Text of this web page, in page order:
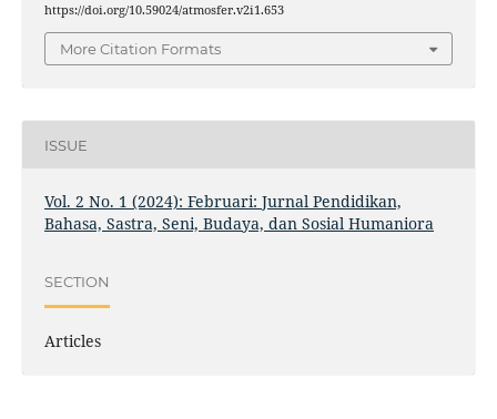
https://doi.org/10.59024/atmosfer.v2i1.653
More Citation Formats
ISSUE
Vol. 2 No. 1 (2024): Februari: Jurnal Pendidikan,
Bahasa, Sastra, Seni, Budaya, dan Sosial Humaniora
SECTION
Articles